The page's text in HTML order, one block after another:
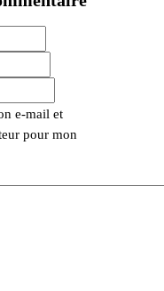
e-mail et
pour mon